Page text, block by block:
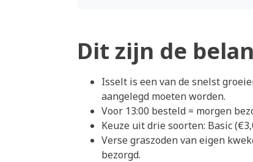
Dit zijn de
Isselt is een van de snelst
aangelegd moeten worden.
Voor 13:00 besteld = morgen
Keuze uit drie soorten: Basic
Verse graszoden van eigen
bezorgd.